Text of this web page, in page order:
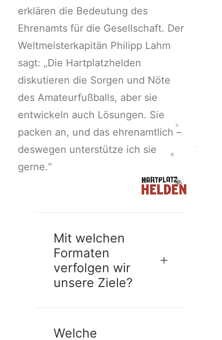
erklären die Bedeutung des
Ehrenamts für die Gesellschaft. Der
Weltmeisterkapitän Philipp Lahm
sagt: „Die Hartplatzhelden
diskutieren die Sorgen und Nöte
des Amateurfußballs, aber sie
entwickeln auch Lösungen. Sie
packen an, und das ehrenamtlich –
deswegen unterstütze ich sie
gerne.“
Mit welchen
Formaten
verfolgen wir
unsere Ziele?
Welche